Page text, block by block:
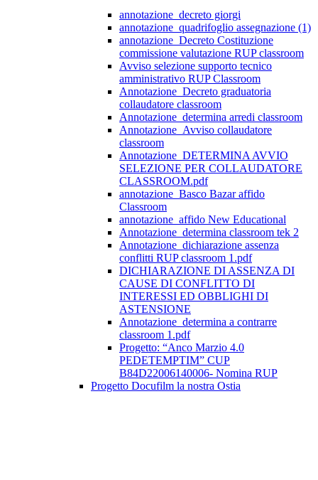
annotazione_decreto giorgi
annotazione_quadrifoglio assegnazione (1)
annotazione_Decreto Costituzione
commissione valutazione RUP classroom
Avviso selezione supporto tecnico
amministrativo RUP Classroom
Annotazione_Decreto graduatoria
collaudatore classroom
Annotazione_determina arredi classroom
Annotazione_Avviso collaudatore
classroom
Annotazione_DETERMINA AVVIO
SELEZIONE PER COLLAUDATORE
CLASSROOM.pdf
annotazione_Basco Bazar affido
Classroom
annotazione_affido New Educational
Annotazione_determina classroom tek 2
Annotazione_dichiarazione assenza
conflitti RUP classroom 1.pdf
DICHIARAZIONE DI ASSENZA DI
CAUSE DI CONFLITTO DI
INTERESSI ED OBBLIGHI DI
ASTENSIONE
Annotazione_determina a contrarre
classroom 1.pdf
Progetto: “Anco Marzio 4.0
PEDETEMPTIM” CUP
B84D22006140006- Nomina RUP
Progetto Docufilm la nostra Ostia